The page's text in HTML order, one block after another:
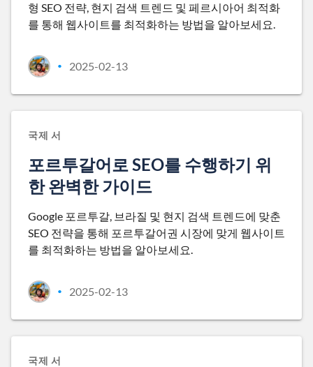
형 SEO 전략, 현지 검색 트렌드 및 페르시아어 최적화
를 통해 웹사이트를 최적화하는 방법을 알아보세요.
• 2025-02-13
국제 서
포르투갈어로 SEO를 수행하기 위
한 완벽한 가이드
Google 포르투갈, 브라질 및 현지 검색 트렌드에 맞춘
SEO 전략을 통해 포르투갈어권 시장에 맞게 웹사이트
를 최적화하는 방법을 알아보세요.
• 2025-02-13
국제 서